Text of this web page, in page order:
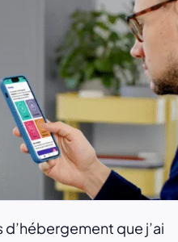
que j’ai